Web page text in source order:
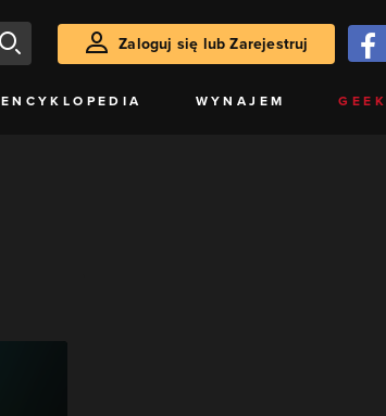
Zaloguj się lub Zarejestruj
ENCYKLOPEDIA WYNAJEM